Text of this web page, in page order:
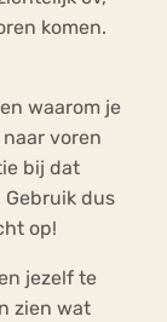
komen.
waarom je
voren
bij dat
dus
op!
jezelf te
zien wat